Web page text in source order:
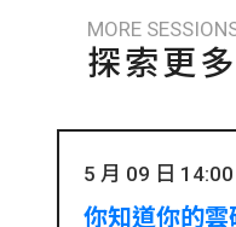
MORE
探索更
5 月 09 日
你知道你的